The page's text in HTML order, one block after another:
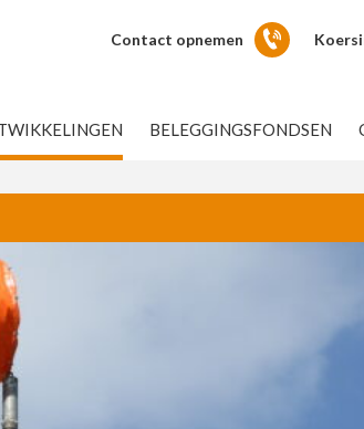
BELEGGINGSFONDSEN
Contact opnemen